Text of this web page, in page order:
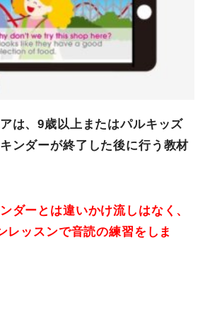
は、9歳以上またはパルキッズ
ンダーが終了した後に行う教材
ダーとは違いかけ流しはなく、
レッスンで音読の練習をしま